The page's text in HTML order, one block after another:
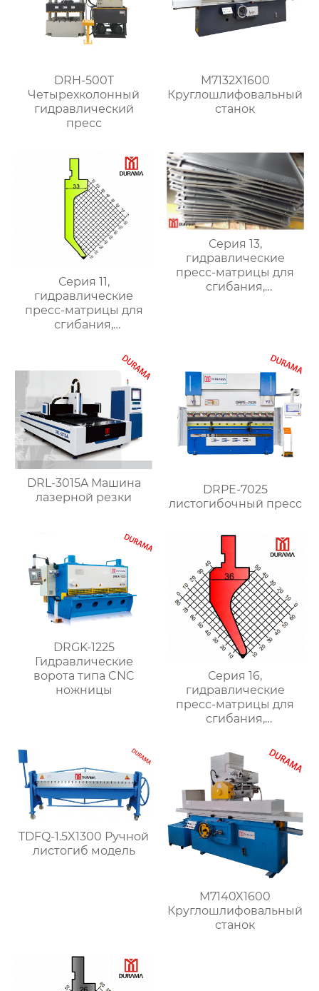
DRH-500T
Четырехколонный
гидравлический
пресс
M7132X1600
Круглошлифовальный
станок
Серия 11,
гидравлические
пресс-матрицы для
сгибания,
формы для сгибания
листового металла
Серия 13,
гидравлические
пресс-матрицы для
сгибания,
DRL-3015A Машина
лазерной резки
DRPE-7025
листогибочный пресс
DRGK-1225
Гидравлические
ворота типа CNC
ножницы
Серия 16,
гидравлические
пресс-матрицы для
сгибания,
формы для сгибания
листового металла
TDFQ-1.5X1300 Ручной
листогиб модель
M7140X1600
Круглошлифовальный
станок